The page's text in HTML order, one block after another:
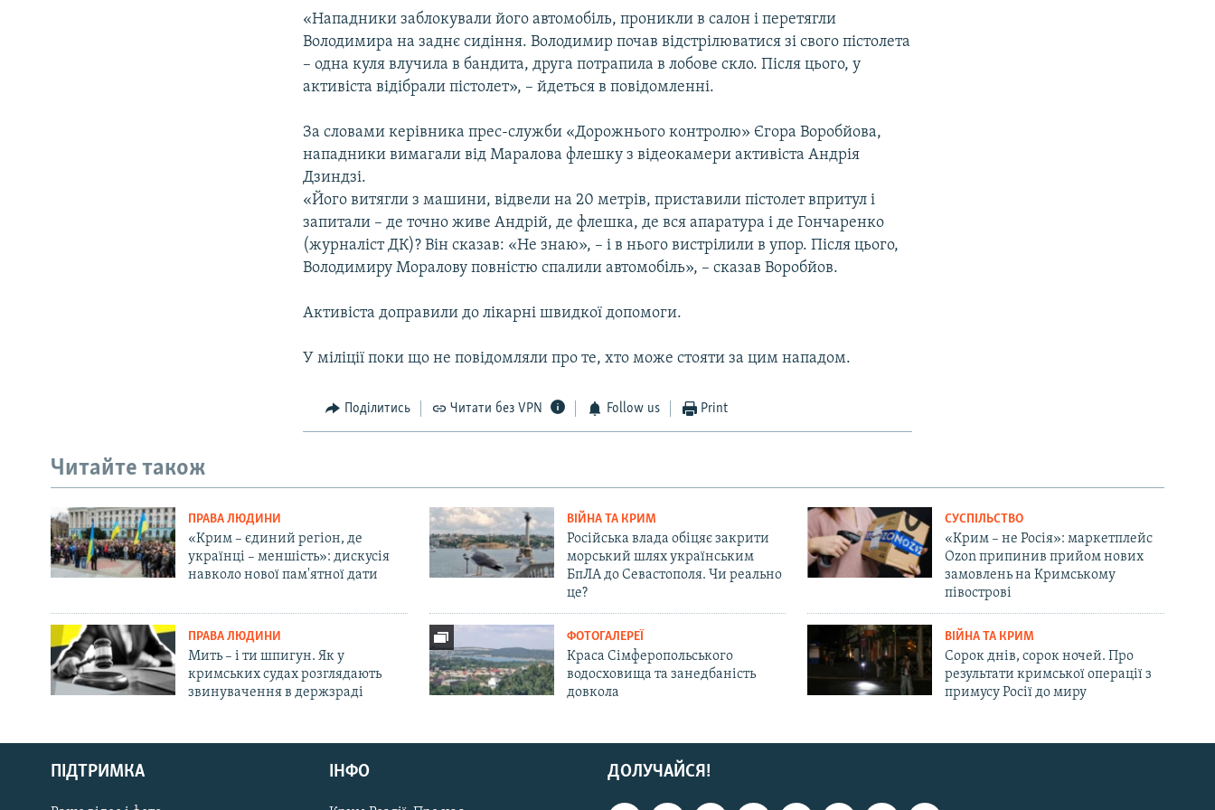
Русский
Qırımtatar
«Нападники заблокували його автомобіль, проникли в салон і перетягли
Володимира на заднє сидіння. Володимир почав відстрілюватися зі свого пістолета
– одна куля влучила в бандита, друга потрапила в лобове скло. Після цього, у
активіста відібрали пістолет», – йдеться в повідомленні.
За словами керівника прес-служби «Дорожнього контролю» Єгора Воробйова,
нападники вимагали від Маралова флешку з відеокамери активіста Андрія
Дзиндзі.
«Його витягли з машини, відвели на 20 метрів, приставили пістолет впритул і
запитали – де точно живе Андрій, де флешка, де вся апаратура і де Гончаренко
(журналіст ДК)? Він сказав: «Не знаю», – і в нього вистрілили в упор. Після цього,
Володимиру Моралову повністю спалили автомобіль», – сказав Воробйов.
Активіста доправили до лікарні швидкої допомоги.
У міліції поки що не повідомляли про те, хто може стояти за цим нападом.
Поділитись Читати без VPN Follow us Print
Читайте також
ПРАВА ЛЮДИНИ
«Крим – єдиний регіон, де
українці – меншість»: дискусія
навколо нової пам'ятної дати
ВІЙНА ТА КРИМ
Російська влада обіцяє закрити
морський шлях українським
БпЛА до Севастополя. Чи реально
це?
СУСПІЛЬСТВО
«Крим – не Росія»: маркетплейс
Ozon припинив прийом нових
замовлень на Кримському
півострові
ПРАВА ЛЮДИНИ
Мить – і ти шпигун. Як у
кримських судах розглядають
звинувачення в держзраді
ФОТОГАЛЕРЕЇ
Краса Сімферопольського
водосховища та занедбаність
довкола
ВІЙНА ТА КРИМ
Сорок днів, сорок ночей. Про
результати кримської операції з
примусу Росії до миру
ДОЛУЧАЙСЯ!
ПІДТРИМКА ІНФО